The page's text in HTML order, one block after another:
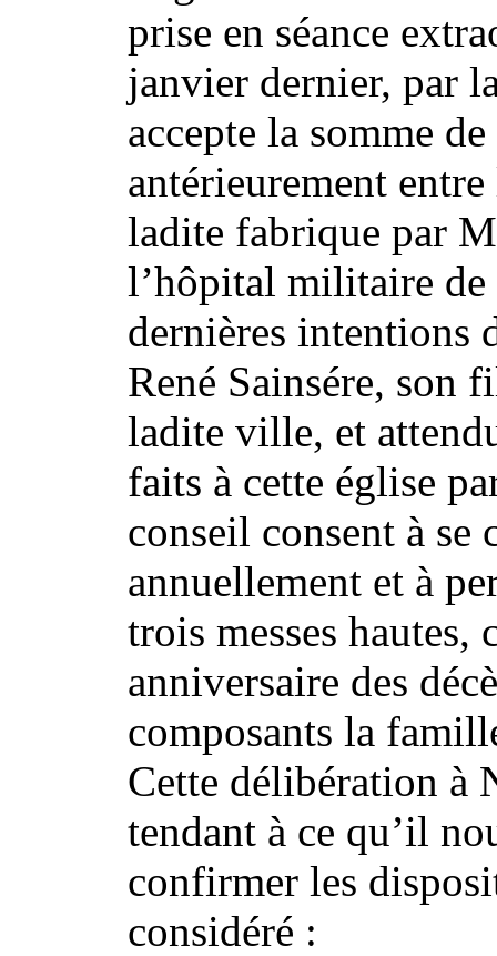
prise en séance
janvier dernier, par
accepte la somme
antérieurement
ladite fabrique par
l’hôpital militaire de
dernières intentions
René Sainsére, son
ladite ville, et
faits à cette église
conseil consent à se
annuellement et à
trois messes hautes,
anniversaire des
composants la
Cette délibération à
tendant à ce qu’il
confirmer les
considéré :